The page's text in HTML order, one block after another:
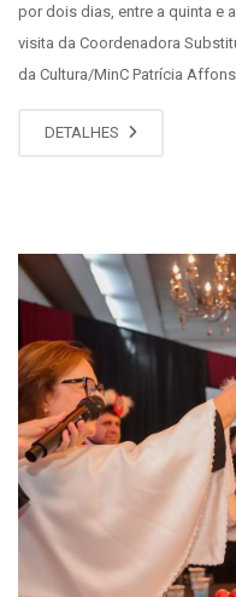
por dois dias, entre a quinta e
visita da Coordenadora
da Cultura/MinC Patrícia
DETALHES